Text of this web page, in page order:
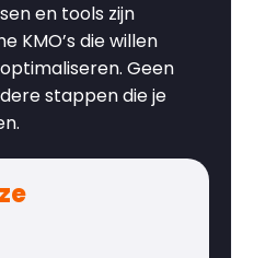
en tools zijn
KMO’s die willen
Geen
stappen die je